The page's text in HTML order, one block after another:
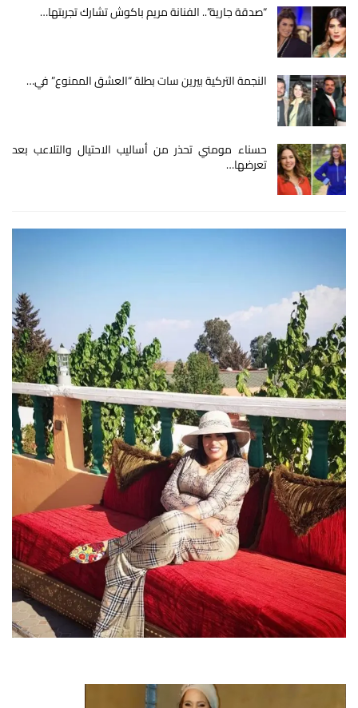
“صدقة جارية”.. الفنانة مريم باكوش تشارك تجربتها…
النجمة التركية بيرين سات بطلة “العشق الممنوع” في…
حسناء مومني تحذر من أساليب الاحتيال والتلاعب بعد
تعرضها…